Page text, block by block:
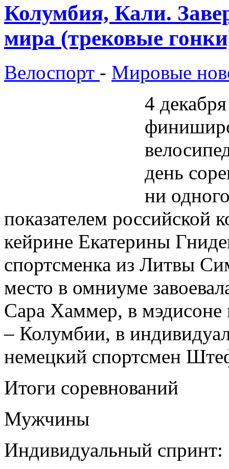
Колумбия, Кали.
мира (трековые
Велоспорт - Мировые
4
день
ни
показателем российской
кейрине Екатерины
спортсменка из Литвы
место в омниуме
Сара Хаммер, в мэдисоне
– Колумбии, в
немецкий спортсмен
Итоги соревнований
Мужчины
Индивидуальный спринт: